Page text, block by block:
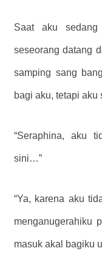
Saat aku
seseorang datang
samping sang
bagi aku, tetapi
“Seraphina, aku
sini…”
“Ya, karena aku
menganugerahiku
masuk akal bagiku